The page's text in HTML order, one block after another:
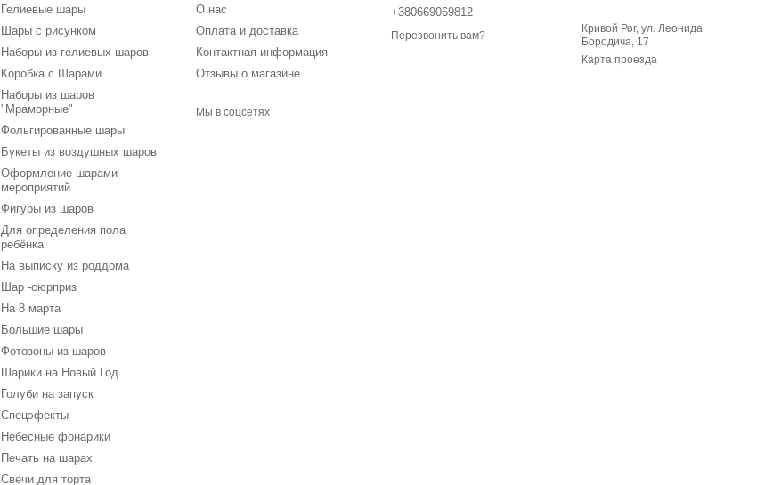
Гелиевые шары
Шары с рисунком
Наборы из гелиевых шаров
Коробка с Шарами
Наборы из шаров
"Мраморные"
Фольгированные шары
Букеты из воздушных шаров
Оформление шарами
мероприятий
Фигуры из шаров
Для определения пола
ребёнка
На выписку из роддома
Шар -сюрприз
На 8 марта
Большие шары
Фотозоны из шаров
Шарики на Новый Год
Голуби на запуск
Спецэфекты
Небесные фонарики
Печать на шарах
Свечи для торта
О нас
Оплата и доставка
Контактная информация
Отзывы о магазине
Мы в соцсетях
+380669069812
Перезвонить вам?
Кривой Рог, ул. Леонида
Бородича, 17
Карта проезда